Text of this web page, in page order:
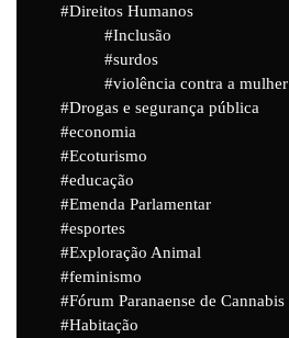
Direitos Humanos
Inclusão
surdos
violência contra a mulher
Drogas e segurança pública
economia
Ecoturismo
educação
Emenda Parlamentar
esportes
Exploração Animal
feminismo
Fórum Paranaense de Cannabis
Habitação